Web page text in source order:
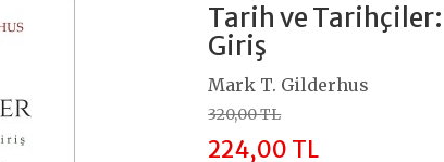
Tarih ve Tarihçiler:
Giriş
Mark T. Gilderhus
320,00 TL
224,00 TL